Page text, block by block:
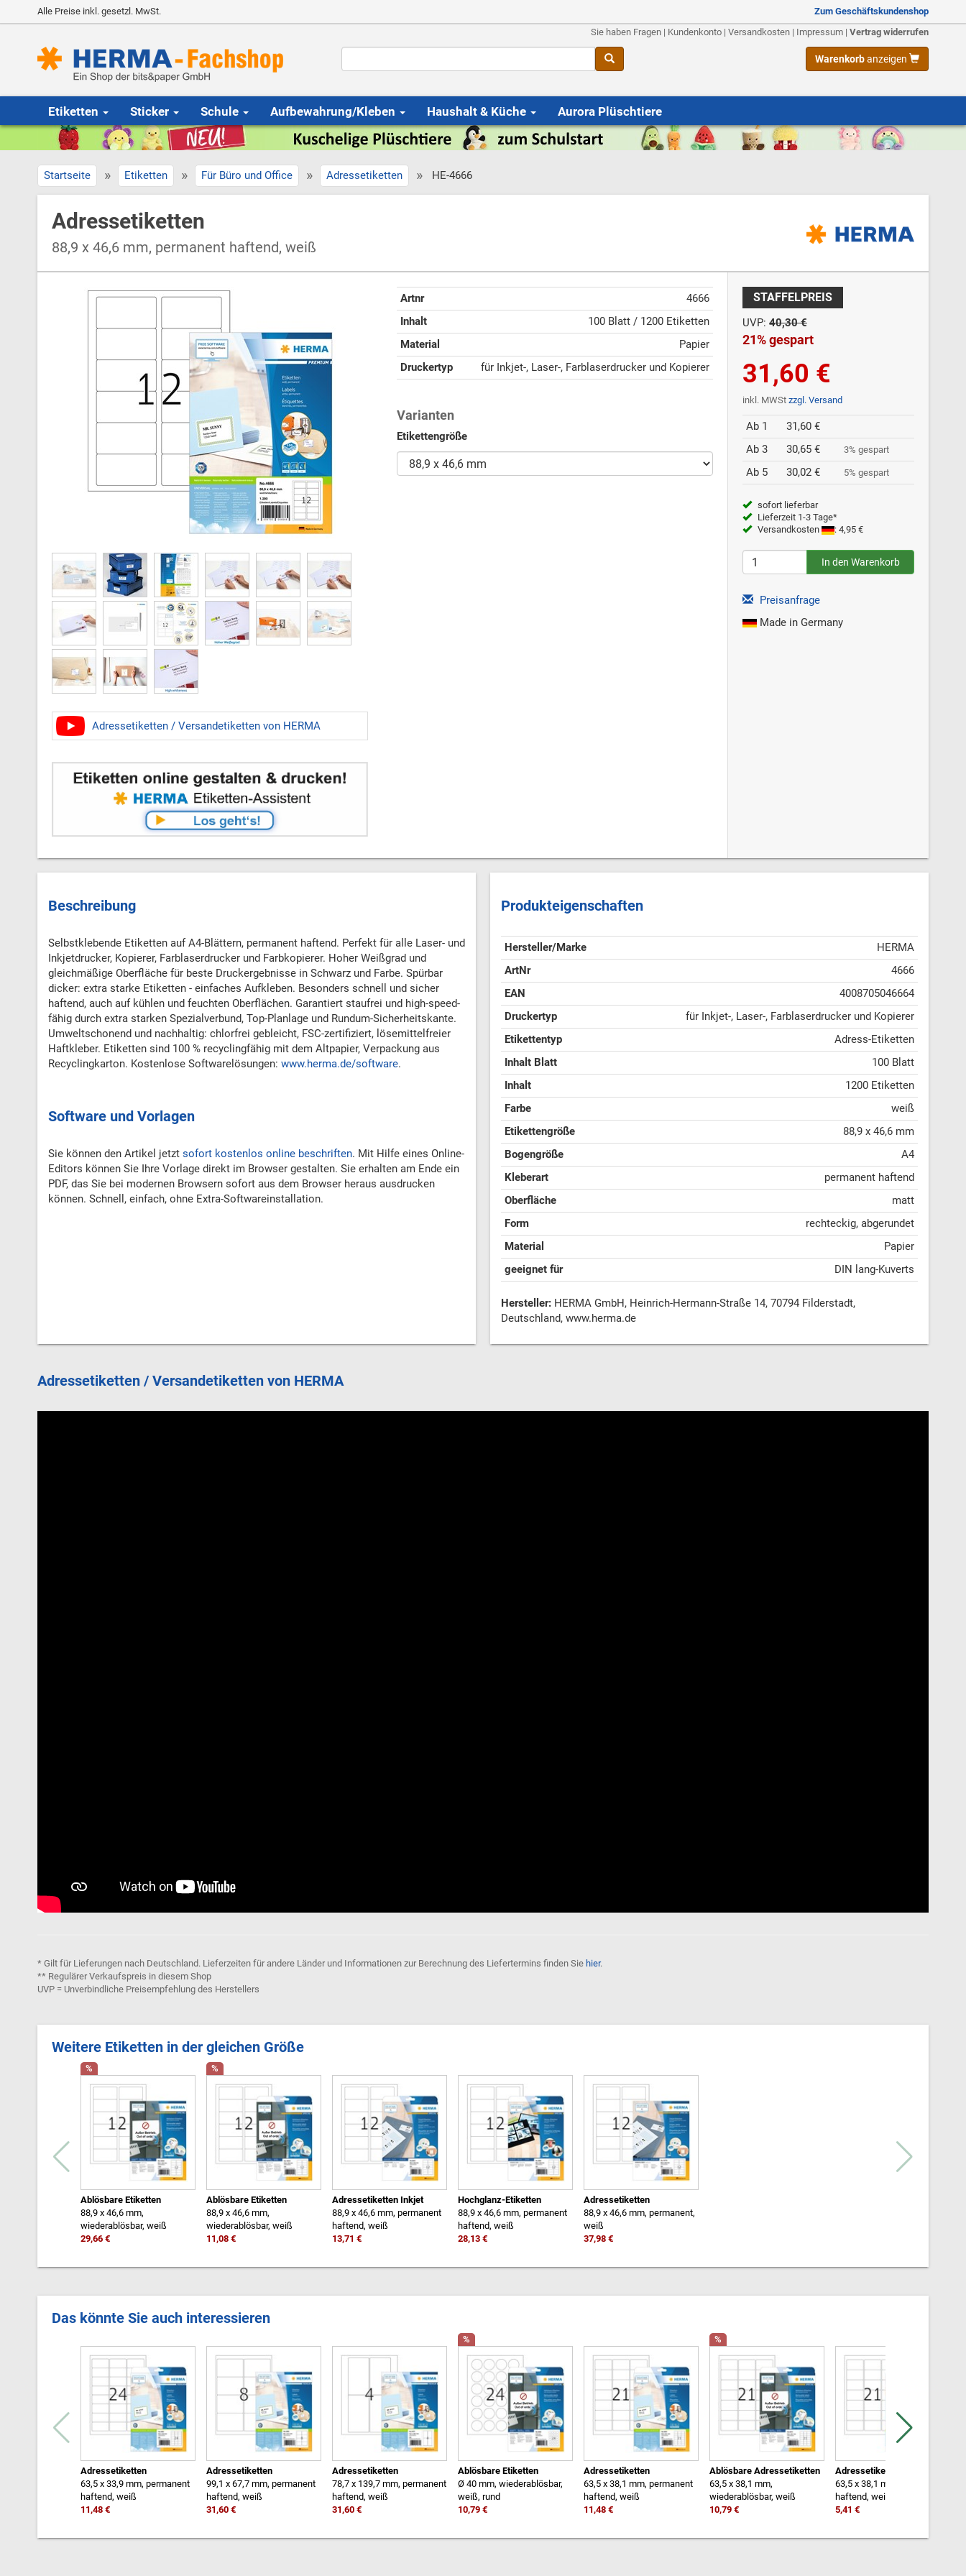
Alle Preise inkl. gesetzl. MwSt.
Zum Geschäftskundenshop
Sie haben Fragen | Kundenkonto | Versandkosten | Impressum | Vertrag widerrufen
Warenkorbanzeigen
Etiketten Sticker Schule Aufbewahrung/Kleben Haushalt & Küche Aurora Plüschtiere
Startseite » Etiketten » Für Büro und Office » Adressetiketten » HE-4666
Adressetiketten
88,9 x 46,6 mm, permanent haftend, weiß
Adressetiketten / Versandetiketten von HERMA
Artnr
4666
Inhalt
100 Blatt / 1200 Etiketten
Material
Papier
Druckertyp
für Inkjet-, Laser-, Farblaserdrucker und Kopierer
Varianten
Etikettengröße
STAFFELPREIS
UVP: 40,30 €
21% gespart
31,60 €
inkl. MWSt zzgl. Versand
Ab 1
31,60 €
Ab 3
30,65 € 3% gespart
Ab 5 30,02 € 5% gespart
sofort lieferbar
Lieferzeit 1-3 Tage*
Versandkosten
: 4,95 €
Preisanfrage
Made in Germany
Beschreibung
Selbstklebende Etiketten auf A4-Blättern, permanent haftend. Perfekt für alle Laser- und
Inkjetdrucker, Kopierer, Farblaserdrucker und Farbkopierer. Hoher Weißgrad und
gleichmäßige Oberfläche für beste Druckergebnisse in Schwarz und Farbe. Spürbar
dicker: extra starke Etiketten - einfaches Aufkleben. Besonders schnell und sicher
haftend, auch auf kühlen und feuchten Oberflächen. Garantiert staufrei und high-speed-
fähig durch extra starken Spezialverbund, Top-Planlage und Rundum-Sicherheitskante.
Umweltschonend und nachhaltig: chlorfrei gebleicht, FSC-zertifiziert, lösemittelfreier
Haftkleber. Etiketten sind 100 % recyclingfähig mit dem Altpapier, Verpackung aus
Recyclingkarton. Kostenlose Softwarelösungen: www.herma.de/software.
Software und Vorlagen
Sie können den Artikel jetzt sofort kostenlos online beschriften. Mit Hilfe eines Online-
Editors können Sie Ihre Vorlage direkt im Browser gestalten. Sie erhalten am Ende ein
PDF, das Sie bei modernen Browsern sofort aus dem Browser heraus ausdrucken
können. Schnell, einfach, ohne Extra-Softwareinstallation.
Produkteigenschaften
Hersteller/Marke
HERMA
ArtNr
4666
EAN
4008705046664
Druckertyp
für Inkjet-, Laser-, Farblaserdrucker und Kopierer
Etikettentyp
Adress-Etiketten
Inhalt Blatt
100 Blatt
Inhalt
1200 Etiketten
Farbe
weiß
Etikettengröße
88,9 x 46,6 mm
Bogengröße
A4
Kleberart
permanent haftend
Oberfläche
matt
Form
rechteckig, abgerundet
Material
Papier
geeignet für
DIN lang-Kuverts
Hersteller: HERMA GmbH, Heinrich-Hermann-Straße 14, 70794 Filderstadt,
Deutschland, www.herma.de
Adressetiketten / Versandetiketten von HERMA
* Gilt für Lieferungen nach Deutschland. Lieferzeiten für andere Länder und Informationen zur Berechnung des Liefertermins finden Sie hier.
** Regulärer Verkaufspreis in diesem Shop
UVP = Unverbindliche Preisempfehlung des Herstellers
Weitere Etiketten in der gleichen Größe
%
Ablösbare Etiketten
88,9 x 46,6 mm,
wiederablösbar, weiß
29,66 €
%
Ablösbare Etiketten
88,9 x 46,6 mm,
wiederablösbar, weiß
11,08 €
Adressetiketten Inkjet
88,9 x 46,6 mm, permanent
haftend, weiß
13,71 €
Hochglanz-Etiketten
88,9 x 46,6 mm, permanent
haftend, weiß
28,13 €
Adressetiketten
88,9 x 46,6 mm, permanent,
weiß
37,98 €
Das könnte Sie auch interessieren
Adressetiketten
63,5 x 33,9 mm, permanent
haftend, weiß
11,48 €
Adressetiketten
99,1 x 67,7 mm, permanent
haftend, weiß
31,60 €
Adressetiketten
78,7 x 139,7 mm, permanent
haftend, weiß
31,60 €
%
Ablösbare Etiketten
Ø 40 mm, wiederablösbar,
weiß, rund
10,79 €
Adressetiketten
63,5 x 38,1 mm, permanent
haftend, weiß
11,48 €
%
Ablösbare Adressetiketten
63,5 x 38,1 mm,
wiederablösbar, weiß
10,79 €
Adressetiketten
63,5 x 38,1 mm, permanent
haftend, weiß
5,41 €